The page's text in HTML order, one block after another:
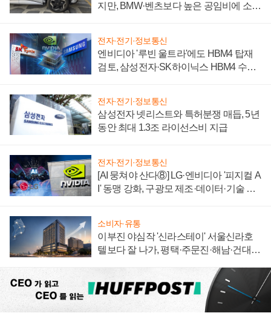
지만, BMW·벤츠보다 높은 공임비에 소비
전자·전기·정보통신
엔비디아 '루빈 울트라'에도 HBM4 탑재
검토, 삼성전자·SK하이닉스 HBM4 수율
전자·전기·정보통신
삼성전자 넷리스트와 특허분쟁 매듭, 5년
동안 최대 1.3조 라이선스비 지급
전자·전기·정보통신
[AI 뭉쳐야 산다⑧] LG·엔비디아 '피지컬 A
I' 동맹 강화, 구광모 제조·데이터·기술 결
소비자·유통
이부진 야심작 '신라스테이' 서울신라호
텔보다 잘 나가, 평택·주문진·해남·건대로